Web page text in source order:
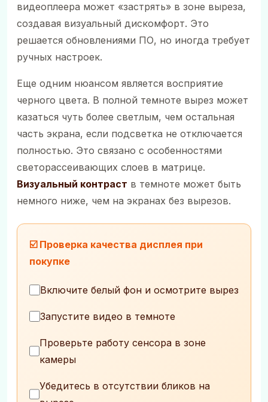
видеоплеера может «застрять» в зоне выреза,
создавая визуальный дискомфорт. Это
решается обновлениями ПО, но иногда требует
ручных настроек.
Еще одним нюансом является восприятие
черного цвета. В полной темноте вырез может
казаться чуть более светлым, чем остальная
часть экрана, если подсветка не отключается
полностью. Это связано с особенностями
светорассеивающих слоев в матрице.
Визуальный контраст в темноте может быть
немного ниже, чем на экранах без вырезов.
☑️ Проверка качества дисплея при
покупке
Включите белый фон и осмотрите вырез
Запустите видео в темноте
Проверьте работу сенсора в зоне
камеры
Убедитесь в отсутствии бликов на